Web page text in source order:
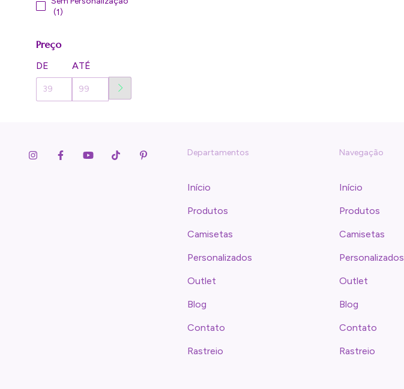
(1)
Preço
DE ATÉ
Departamentos
Início
Produtos
Camisetas
Personalizados
Outlet
Blog
Contato
Rastreio
Navegação
Início
Produtos
Camisetas
Personalizados
Outlet
Blog
Contato
Rastreio